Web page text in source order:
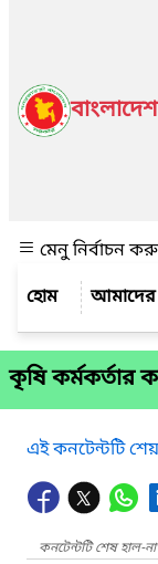
মেনু নির্বাচন
আমাদের
কৃষি কর্মকর্তার
এই কনটেন্টটি
কনটেন্টটি শেষ হাল-